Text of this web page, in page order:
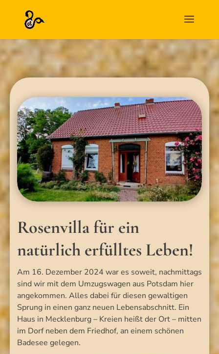
Rosenvilla für ein
natürlich erfülltes Leben!
Am 16. Dezember 2024 war es soweit, nachmittags
sind wir mit dem Umzugswagen aus Potsdam hier
angekommen. Alles dabei für diesen gewaltigen
Sprung in einen ganz neuen Lebensabschnitt. Ein
Haus in Mecklenburg – Kreien heißt der Ort – mitten
im Dorf neben dem Friedhof, an einem schönen
Badesee gelegen.